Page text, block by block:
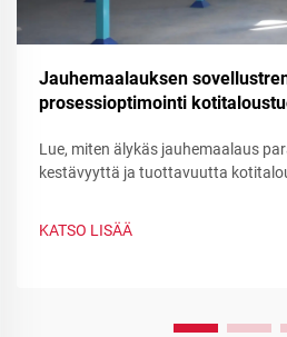
Jauhemaalauksen
prosessioptimointi
Lue, miten älykäs jauhemaalaus
kestävyyttä ja tuottavuutta
värinvaihdon ja toiminnollisten
KATSO LISÄÄ